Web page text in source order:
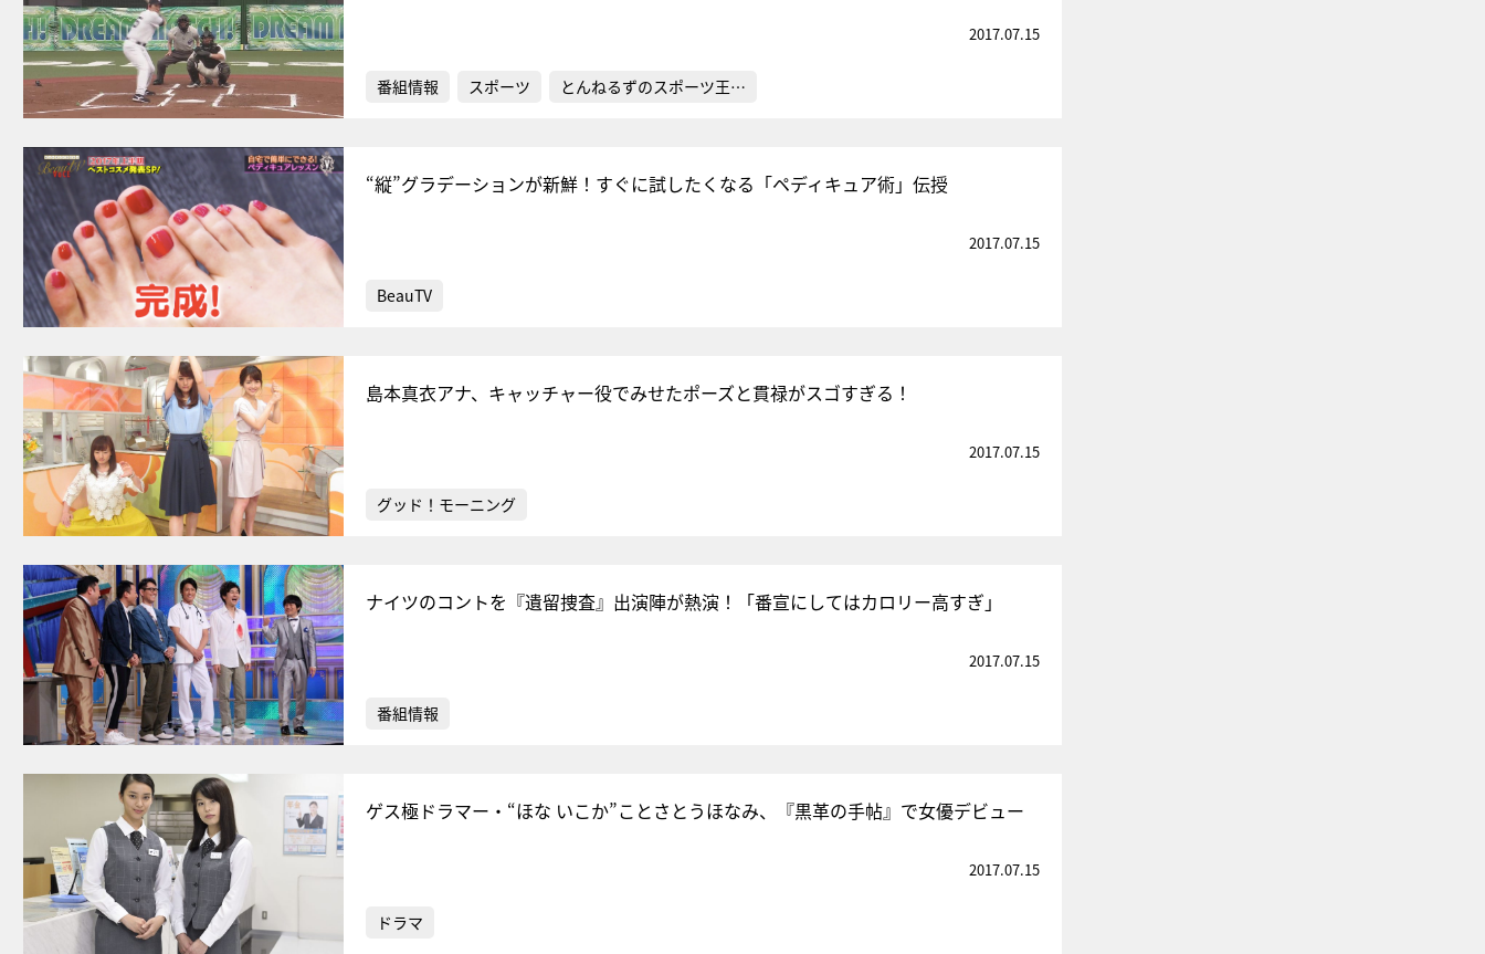
2017.07.15
番組情報 スポーツ とんねるずのスポーツ王…
“縦”グラデーションが新鮮！すぐに試したくなる「ペディキュア術」伝授
2017.07.15
BeauTV
島本真衣アナ、キャッチャー役でみせたポーズと貫禄がスゴすぎる！
2017.07.15
グッド！モーニング
ナイツのコントを『遺留捜査』出演陣が熱演！「番宣にしてはカロリー高すぎ」
2017.07.15
番組情報
ゲス極ドラマー・“ほな いこか”ことさとうほなみ、『黒革の手帖』で女優デビュー
2017.07.15
ドラマ